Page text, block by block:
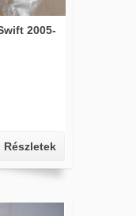
2005-
Részletek